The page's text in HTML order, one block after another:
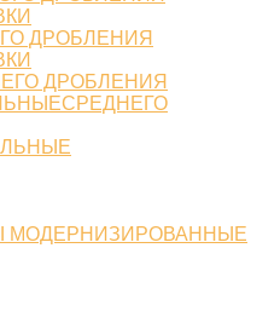
ДРОБЛЕНИЯ
ДРОБЛЕНИЯ
МОДЕРНИЗИРОВАННЫЕ